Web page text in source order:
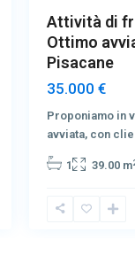
Attività di
Ottimo
Pisacane
35.000 €
Proponiamo in
avviata, con
1 39.00 m